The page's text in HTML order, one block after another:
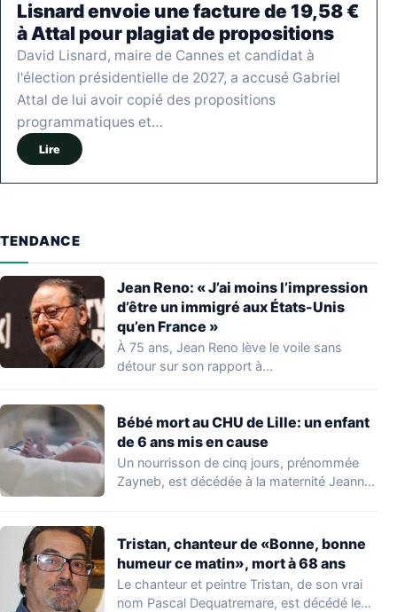
Lisnard envoie une facture de 19,58 €
à Attal pour plagiat de propositions
David Lisnard, maire de Cannes et candidat à
l'élection présidentielle de 2027, a accusé Gabriel
Attal de lui avoir copié des propositions
programmatiques et…
Lire
TENDANCE
Jean Reno: « J’ai moins l’impression
d’être un immigré aux États-Unis
qu’en France »
À 75 ans, Jean Reno lève le voile sans
détour sur son rapport à…
Bébé mort au CHU de Lille: un enfant
de 6 ans mis en cause
Un nourrisson de cinq jours, prénommée
Zayneb, est décédée à la maternité Jeanne
Tristan, chanteur de «Bonne, bonne
humeur ce matin», mort à 68 ans
Le chanteur et peintre Tristan, de son vrai
nom Pascal Dequatremare, est décédé le…